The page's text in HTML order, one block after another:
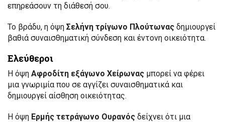
επηρεάσουν τη διάθεσή σου.
Το βράδυ, η όψη Σελήνη τρίγωνο Πλούτωνας δημιουργεί
βαθιά συναισθηματική σύνδεση και έντονη οικειότητα.
Ελεύθεροι
Η όψη Αφροδίτη εξάγωνο Χείρωνας μπορεί να φέρει
μια γνωριμία που σε αγγίζει συναισθηματικά και
δημιουργεί αίσθηση οικειότητας.
Η όψη Ερμής τετράγωνο Ουρανός δείχνει ότι μια